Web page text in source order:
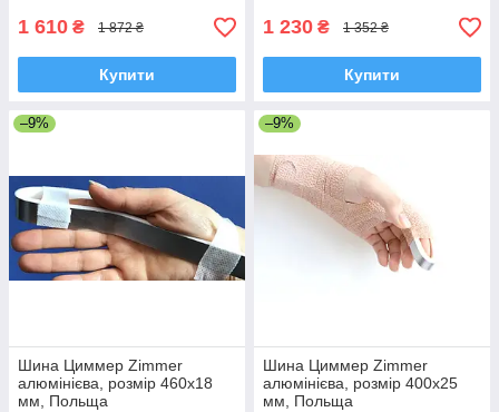
1 610 ₴ 1 872 ₴
Купити
1 230 ₴ 1 352 ₴
Купити
–9%
Шина Циммер Zimmer
алюмінієва, розмір 460х18
мм, Польща
–9%
Шина Циммер Zimmer
алюмінієва, розмір 400х25
мм, Польща